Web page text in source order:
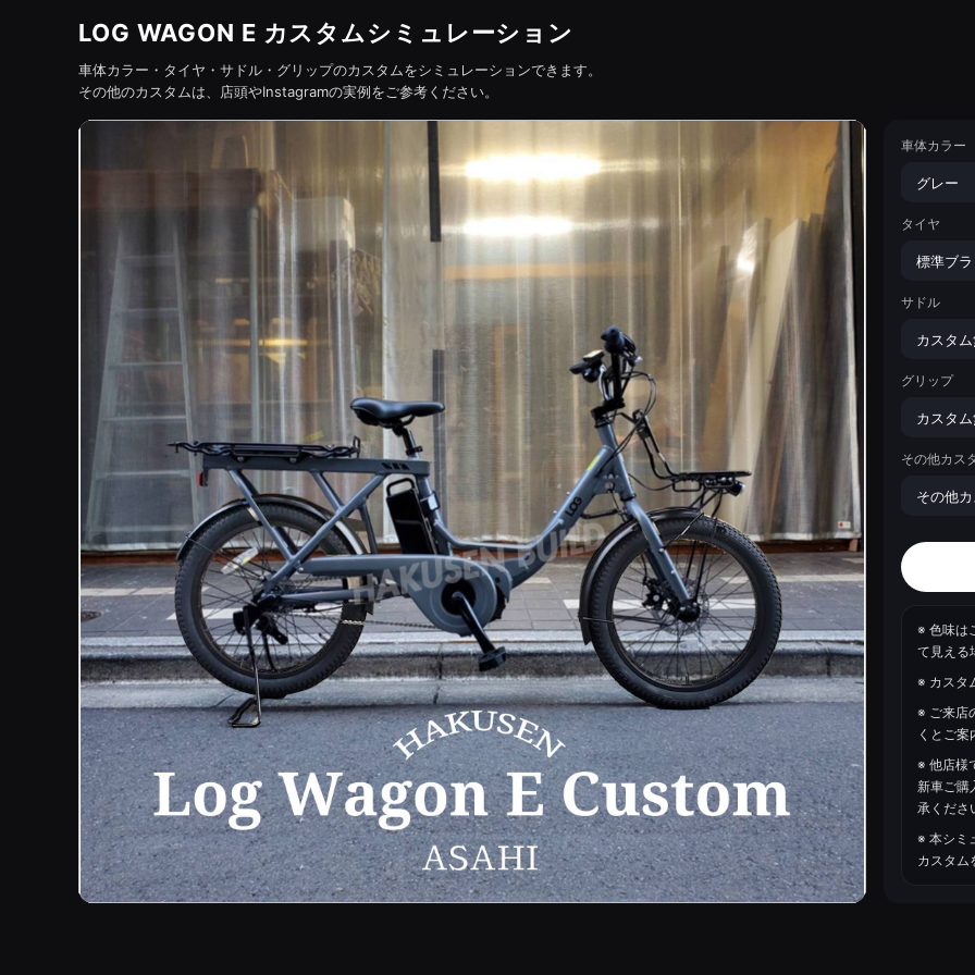
LOG WAGON E カスタムシミュレーション
車体カラー・タイヤ・サドル・グリップのカスタムをシミュレーションできます。
その他のカスタムは、店頭やInstagramの実例をご参考ください。
車体カラー
タイヤ
サドル
グリップ
その他カス
※ 色味は
て見える
※ カスタ
※ ご来店
くとご
※ 他店様
新車ご購
承くださ
※ 本シミ
カスタム